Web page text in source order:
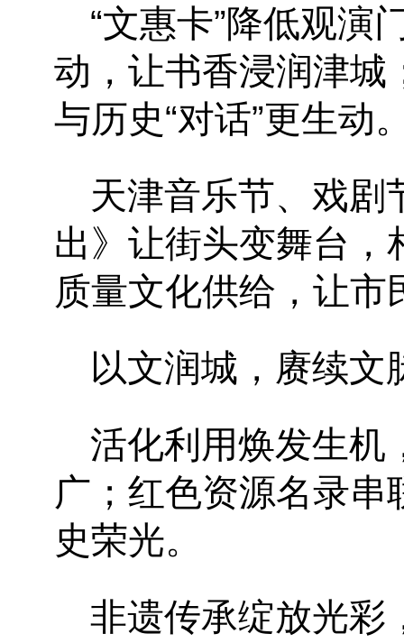
“文惠卡”降低观演
动，让书香浸润津城
与历史“对话”更生动
天津音乐节、戏剧
出》让街头变舞台，
质量文化供给，让
以文润城，赓续文
活化利用焕发生机
广；红色资源名录
史荣光。
非遗传承绽放光彩